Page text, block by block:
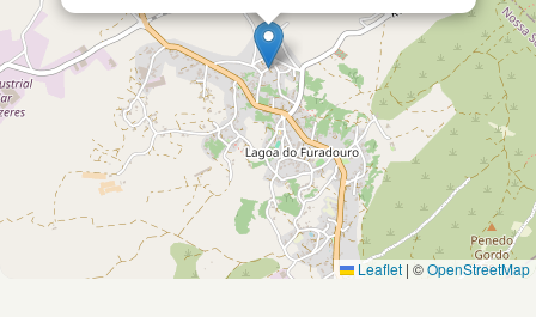
Leaflet | ©OpenStreetMap